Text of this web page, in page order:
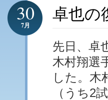
卓也の
30
7月
先日、卓
木村翔選
した。木
（うち2